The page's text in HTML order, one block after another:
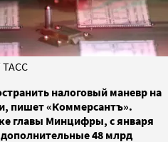
ТАСС
налоговый маневр на
пишет «Коммерсантъ».
главы Минцифры, с января
48 млрд